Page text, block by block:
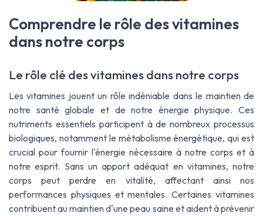
Comprendre le rôle des vitamines
dans notre corps
Le rôle clé des vitamines dans notre corps
Les vitamines jouent un rôle indéniable dans le maintien de
notre santé globale et de notre énergie physique. Ces
nutriments essentiels participent à de nombreux processus
biologiques, notamment le métabolisme énergétique, qui est
crucial pour fournir l'énergie nécessaire à notre corps et à
notre esprit. Sans un apport adéquat en vitamines, notre
corps peut perdre en vitalité, affectant ainsi nos
performances physiques et mentales. Certaines vitamines
contribuent au maintien d'une peau saine et aident à prévenir